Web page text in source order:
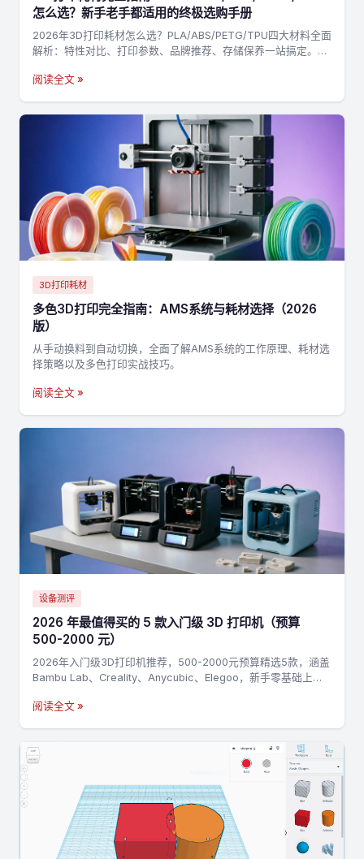
怎么选？新手老手都适用的终极选购手册
2026年3D打印耗材怎么选？PLA/ABS/PETG/TPU四大材料全面
解析：特性对比、打印参数、品牌推荐、存储保养一站搞定。附
阅读全文 »
3D打印耗材
多色3D打印完全指南：AMS系统与耗材选择（2026
版）
从手动换料到自动切换，全面了解AMS系统的工作原理、耗材选
择策略以及多色打印实战技巧。
阅读全文 »
设备测评
2026 年最值得买的 5 款入门级 3D 打印机（预算
500-2000 元）
2026年入门级3D打印机推荐，500-2000元预算精选5款，涵盖
Bambu Lab、Creality、Anycubic、Elegoo，新手零基础上手
阅读全文 »